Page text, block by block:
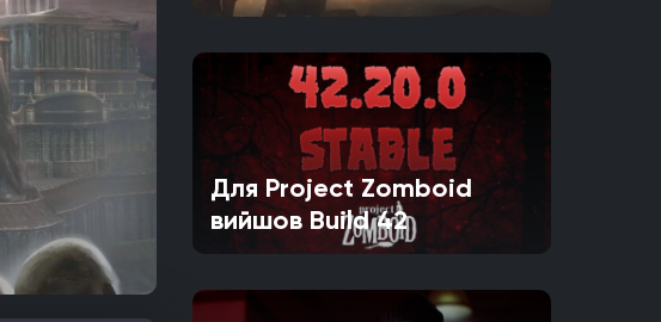
Для Project Zomboid
вийшов Build 42